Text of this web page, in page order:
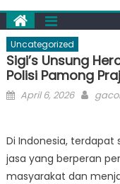
Uncategorized
Sigi’s Unsung
Polisi Pamong
Posted
April 6, 2026
Di Indonesia,
jasa yang berperan
masyarakat dan